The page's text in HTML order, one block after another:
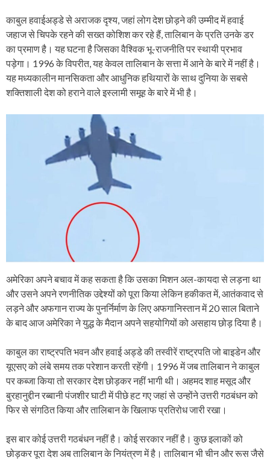
काबुल हवाईअड्डे से अराजक दृश्य, जहां लोग देश छोड़ने की उम्मीद में हवाई
जहाज से चिपके रहने की सख्त कोशिश कर रहे हैं, तालिबान के प्रति उनके डर
का प्रमाण है। यह घटना है जिसका वैश्विक भू-राजनीति पर स्थायी प्रभाव
पड़ेगा। 1996 के विपरीत, यह केवल तालिबान के सत्ता में आने के बारे में नहीं है।
यह मध्यकालीन मानसिकता और आधुनिक हथियारों के साथ दुनिया के सबसे
शक्तिशाली देश को हराने वाले इस्लामी समूह के बारे में भी है।
अमेरिका अपने बचाव में कह सकता है कि उसका मिशन अल-कायदा से लड़ना था
और उसने अपने रणनीतिक उद्देश्यों को पूरा किया लेकिन हकीकत में, आतंकवाद से
लड़ने और अफगान राज्य के पुनर्निर्माण के लिए अफगानिस्तान में 20 साल बिताने
के बाद आज अमेरिका ने युद्ध के मैदान अपने सहयोगियों को असहाय छोड़ दिया है।
काबुल का राष्ट्रपति भवन और हवाई अड्डे की तस्वीरें राष्ट्रपति जो बाइडेन और
यूएसए को लंबे समय तक परेशान करती रहेंगी। 1996 में जब तालिबान ने काबुल
पर कब्जा किया तो सरकार देश छोड़कर नहीं भागी थी। अहमद शाह मसूद और
बुरहानुद्दीन रब्बानी पंजशीर घाटी में पीछे हट गए जहां से उन्होंने उत्तरी गठबंधन को
फिर से संगठित किया और तालिबान के खिलाफ प्रतिरोध जारी रखा।
इस बार कोई उत्तरी गठबंधन नहीं है। कोई सरकार नहीं है। कुछ इलाकों को
छोड़कर पूरा देश अब तालिबान के नियंत्रण में है। तालिबान भी चीन और रूस जैसे